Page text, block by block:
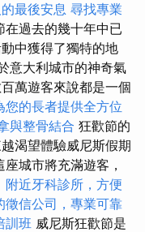
最後安息 尋找專業
在過去的幾十年中已
中獲得了獨特的地
意大利城市的神奇氣
萬遊客來說都是一個
您的長者提供全方位
與整骨結合 狂歡節的
渴望體驗威尼斯假期
城市將充滿遊客，
附近牙科診所，方便
徵信公司，專業可靠
訓班 威尼斯狂歡節是